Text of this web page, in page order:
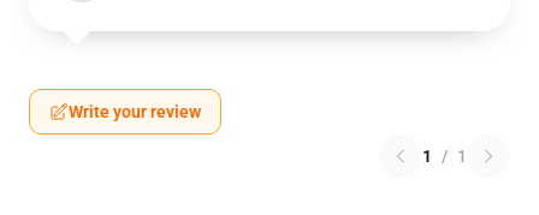
Write your review
1 / 1